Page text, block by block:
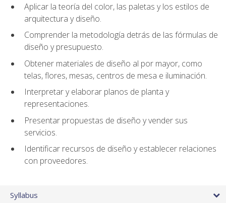
Aplicar la teoría del color, las paletas y los estilos de
arquitectura y diseño.
Comprender la metodología detrás de las fórmulas de
diseño y presupuesto.
Obtener materiales de diseño al por mayor, como
telas, flores, mesas, centros de mesa e iluminación.
Interpretar y elaborar planos de planta y
representaciones.
Presentar propuestas de diseño y vender sus
servicios.
Identificar recursos de diseño y establecer relaciones
con proveedores.
Syllabus